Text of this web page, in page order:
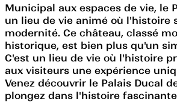
Municipal aux espaces de vie, le
un lieu de vie animé où l'histoire
modernité. Ce château, classé
historique, est bien plus qu'un
C'est un lieu de vie où l'histoire
aux visiteurs une expérience
Venez découvrir le Palais Ducal
plongez dans l'histoire